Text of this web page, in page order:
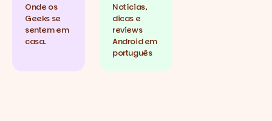
Onde os
Geeks se
sentem em
casa.
Notícias,
dicas e
reviews
Android em
português